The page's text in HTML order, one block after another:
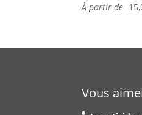
À partir de
Vous